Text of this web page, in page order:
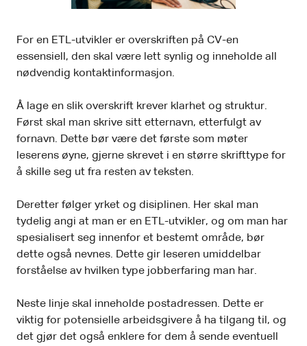
For en ETL-utvikler er overskriften på CV-en
essensiell, den skal være lett synlig og inneholde all
nødvendig kontaktinformasjon.
Å lage en slik overskrift krever klarhet og struktur.
Først skal man skrive sitt etternavn, etterfulgt av
fornavn. Dette bør være det første som møter
leserens øyne, gjerne skrevet i en større skrifttype for
å skille seg ut fra resten av teksten.
Deretter følger yrket og disiplinen. Her skal man
tydelig angi at man er en ETL-utvikler, og om man har
spesialisert seg innenfor et bestemt område, bør
dette også nevnes. Dette gir leseren umiddelbar
forståelse av hvilken type jobberfaring man har.
Neste linje skal inneholde postadressen. Dette er
viktig for potensielle arbeidsgivere å ha tilgang til, og
det gjør det også enklere for dem å sende eventuell